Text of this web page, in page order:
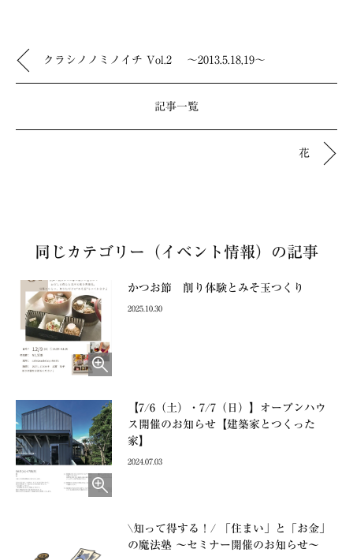
クラシノノミノイチ Vol.2 ～2013.5.18,19～
記事一覧
花
同じカテゴリー（イベント情報）の記事
かつお節 削り体験とみそ玉つくり
2025.10.30
【7/6（土）・7/7（日）】オープンハウ
ス開催のお知らせ【建築家とつくった
家】
2024.07.03
\知って得する！/ 「住まい」と「お金」
の魔法塾 ～セミナー開催のお知らせ～